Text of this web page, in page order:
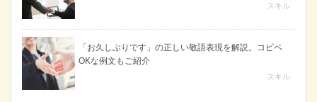
スキル
「お久しぶりです」の正しい敬語表現を解説。コピペ
OKな例文もご紹介
スキル